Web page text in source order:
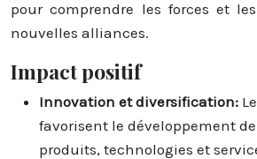
pour comprendre les forces et
nouvelles alliances.
Impact positif
Innovation et diversification:
favorisent le développement
produits, technologies et